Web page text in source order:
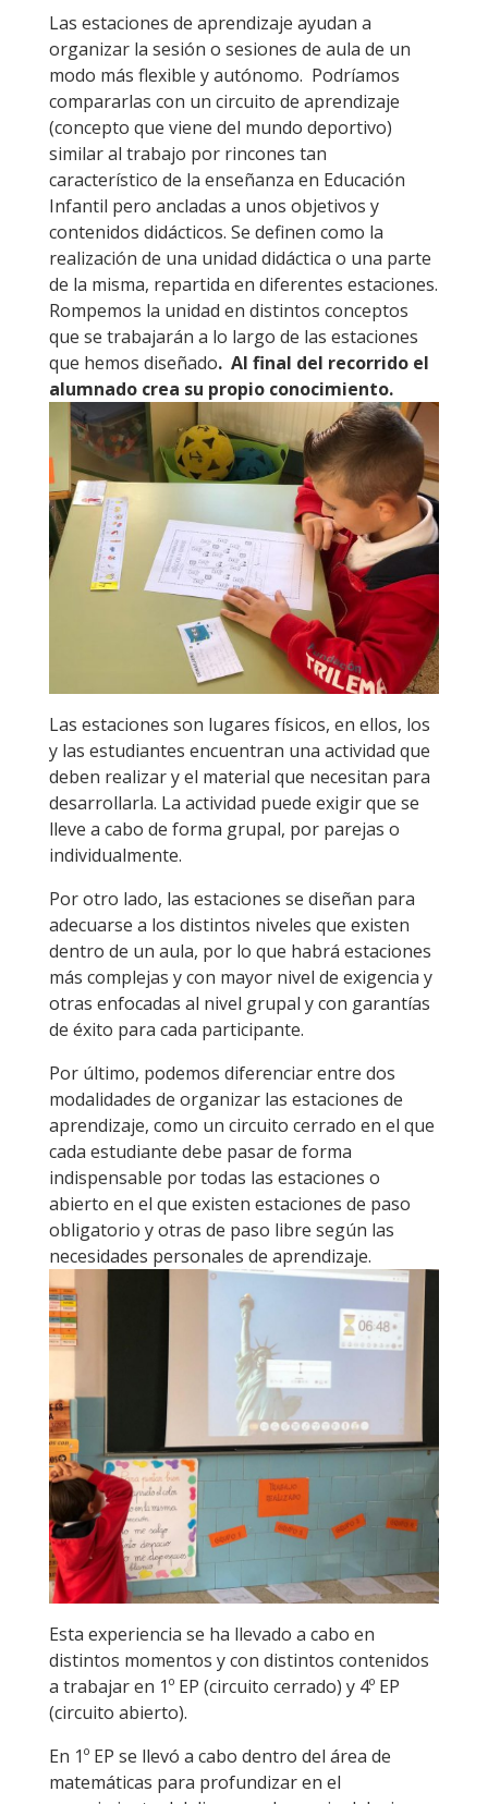
Las estaciones de aprendizaje ayudan a
organizar la sesión o sesiones de aula de un
modo más flexible y autónomo. Podríamos
compararlas con un circuito de aprendizaje
(concepto que viene del mundo deportivo)
similar al trabajo por rincones tan
característico de la enseñanza en Educación
Infantil pero ancladas a unos objetivos y
contenidos didácticos. Se definen como la
realización de una unidad didáctica o una parte
de la misma, repartida en diferentes estaciones.
Rompemos la unidad en distintos conceptos
que se trabajarán a lo largo de las estaciones
que hemos diseñado. Al final del recorrido el
alumnado crea su propio conocimiento.
Las estaciones son lugares físicos, en ellos, los
y las estudiantes encuentran una actividad que
deben realizar y el material que necesitan para
desarrollarla. La actividad puede exigir que se
lleve a cabo de forma grupal, por parejas o
individualmente.
Por otro lado, las estaciones se diseñan para
adecuarse a los distintos niveles que existen
dentro de un aula, por lo que habrá estaciones
más complejas y con mayor nivel de exigencia y
otras enfocadas al nivel grupal y con garantías
de éxito para cada participante.
Por último, podemos diferenciar entre dos
modalidades de organizar las estaciones de
aprendizaje, como un circuito cerrado en el que
cada estudiante debe pasar de forma
indispensable por todas las estaciones o
abierto en el que existen estaciones de paso
obligatorio y otras de paso libre según las
necesidades personales de aprendizaje.
Esta experiencia se ha llevado a cabo en
distintos momentos y con distintos contenidos
a trabajar en 1º EP (circuito cerrado) y 4º EP
(circuito abierto).
En 1º EP se llevó a cabo dentro del área de
matemáticas para profundizar en el